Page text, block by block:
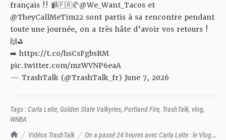
TrashTalk Actu NBA
Vidéos TrashTalk
On a passé 24 heures avec Carla Leite : le Vlog
français !! 📹🇫🇷🥐@We_Want_Tacos et
@TheyCallMeTim22 sont partis à sa rencontre pendant
toute une journée, on a très hâte d’avoir vos retours !
🙌⛳️
➡️ https://t.co/hsCsFgbsRM
pic.twitter.com/mzWVNP6eaA
— TrashTalk (@TrashTalk_fr) June 7, 2026
Tags :Carla Leite, Golden State Valkyries, Portland Fire, TrashTalk, vlog,
WNBA